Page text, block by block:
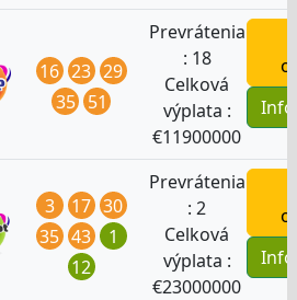
16 23 29
35 51
Prevrátenia
: 18
Celková
výplata :
€11900000
3 17 30
35 43
1
12
Prevrátenia
:2
Celková
výplata :
€23000000